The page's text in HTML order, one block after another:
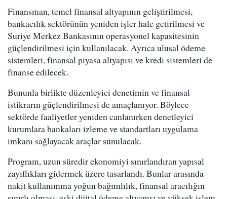
Finansman, temel finansal altyapının geliştirilmesi,
bankacılık sektörünün yeniden işler hale getirilmesi ve
Suriye Merkez Bankasının operasyonel kapasitesinin
güçlendirilmesi için kullanılacak. Ayrıca ulusal ödeme
sistemleri, finansal piyasa altyapısı ve kredi sistemleri de
finanse edilecek.
Bununla birlikte düzenleyici denetimin ve finansal
istikrarın güçlendirilmesi de amaçlanıyor. Böylece
sektörde faaliyetler yeniden canlanırken denetleyici
kurumlara bankaları izleme ve standartları uygulama
imkanı sağlayacak araçlar sunulacak.
Program, uzun süredir ekonomiyi sınırlandıran yapısal
zayıflıkları gidermek üzere tasarlandı. Bunlar arasında
nakit kullanımına yoğun bağımlılık, finansal aracılığın